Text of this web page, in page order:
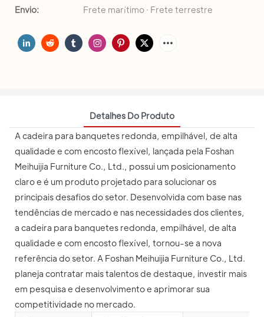
Envio:
Frete marítimo · Frete terrestre
Detalhes Do Produto
A cadeira para banquetes redonda, empilhável, de alta
qualidade e com encosto flexível, lançada pela Foshan
Meihuijia Furniture Co., Ltd., possui um posicionamento
claro e é um produto projetado para solucionar os
principais desafios do setor. Desenvolvida com base nas
tendências de mercado e nas necessidades dos clientes,
a cadeira para banquetes redonda, empilhável, de alta
qualidade e com encosto flexível, tornou-se a nova
referência do setor. A Foshan Meihuijia Furniture Co., Ltd.
planeja contratar mais talentos de destaque, investir mais
em pesquisa e desenvolvimento e aprimorar sua
competitividade no mercado.